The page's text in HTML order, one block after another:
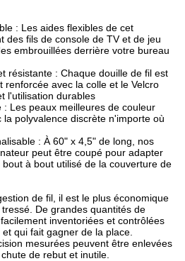
: Les aides flexibles de cet
des fils de console de TV et de jeu
embrouillées derrière votre bureau
résistante : Chaque douille de fil est
renforcée avec la colle et le Velcro
l'utilisation durables
Les peaux meilleures de couleur
polyvalence discrète n'importe où
: À 60" x 4,5" de long, nos
peut être coupé pour adapter
à bout utilisé de la couverture de
de fil, il est le plus économique
De grandes quantités de
inventoriées et contrôlées
qui fait gagner de la place.
mesurées peuvent être enlevées
de rebut et inutile.